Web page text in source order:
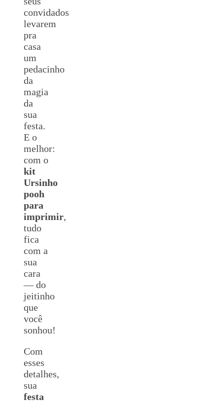
convidados
levarem
pra
casa
um
pedacinho
da
magia
da
sua
festa.
E o
melhor:
com o
kit
Ursinho
pooh
para
imprimir,
tudo
fica
com a
sua
cara
— do
jeitinho
que
você
sonhou!
Com
esses
detalhes,
sua
festa